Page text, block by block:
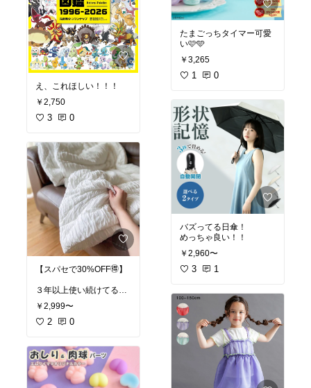
え、これほしい！！！
￥2,750
3 0
【スパセで30%OFF🉐】
３年以上使い続けてると
←
夏用布団に買って良かっ
た！秒で寝れる💤
￥2,999〜
2 0
たまごっちタイマー可愛
い🩷🩵
￥3,265
1 0
バズってる日傘！
めっちゃ良い！！
￥2,960〜
3 1